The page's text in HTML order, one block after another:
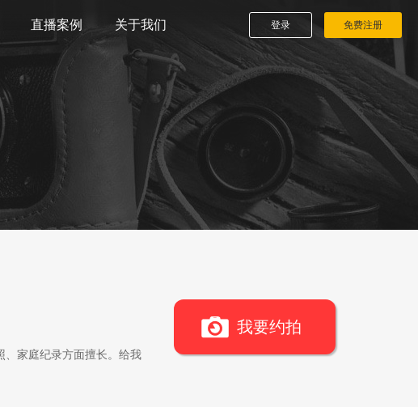
直播案例 关于我们 登录 免费注册
、家庭纪录方面擅长。给我
我要约拍